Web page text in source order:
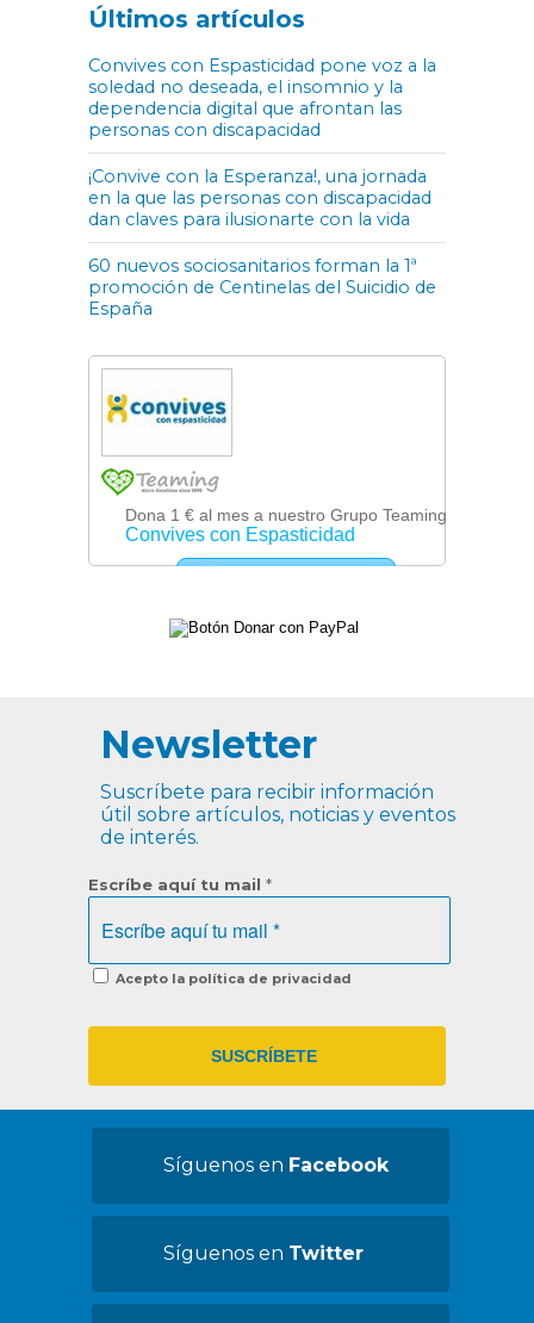
Últimos artículos
Convives con Espasticidad pone voz a la
soledad no deseada, el insomnio y la
dependencia digital que afrontan las
personas con discapacidad
¡Convive con la Esperanza!, una jornada
en la que las personas con discapacidad
dan claves para ilusionarte con la vida
60 nuevos sociosanitarios forman la 1ª
promoción de Centinelas del Suicidio de
España
Newsletter
Suscríbete para recibir información
útil sobre artículos, noticias y eventos
de interés.
Escríbe aquí tu mail *
Acepto la política de privacidad
Síguenos en Facebook
Síguenos en Twitter